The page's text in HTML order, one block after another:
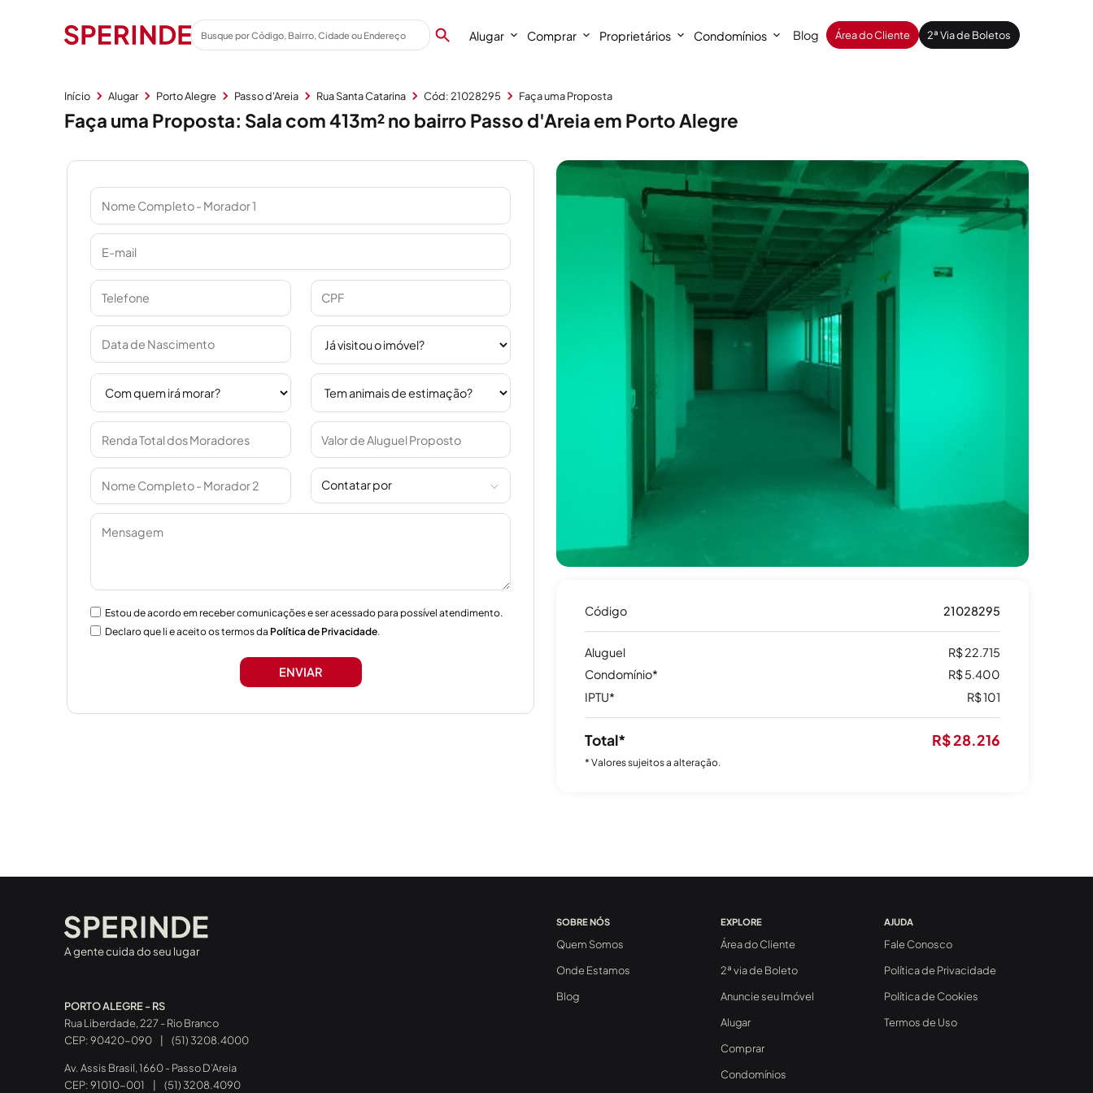
Alugar Comprar Proprietários Condomínios Blog Área do Cliente 2ª Via de Boletos
Início Alugar Porto Alegre Passo d'Areia Rua Santa Catarina Cód: 21028295 Faça uma Proposta
Faça uma Proposta: Sala com 413m² no bairro Passo d'Areia em Porto Alegre
Contatar por
Estou de acordo em receber comunicações e ser acessado para possível atendimento.
Declaro que li e aceito os termos da Política de Privacidade.
Código 21028295
Aluguel
R$ 22.715
Condomínio*
R$ 5.400
IPTU*
R$ 101
Total* R$ 28.216
* Valores sujeitos a alteração.
A gente cuida do seu lugar
PORTO ALEGRE - RS
Rua Liberdade, 227 - Rio Branco
CEP: 90420-090
(51) 3208.4000
Av. Assis Brasil, 1660 - Passo D’Areia
CEP: 91010-001
(51) 3208.4090
SOBRE NÓS
Quem Somos
Onde Estamos
Blog
EXPLORE
Área do Cliente
2ª via de Boleto
Anuncie seu Imóvel
Alugar
Comprar
Condomínios
AJUDA
Fale Conosco
Política de Privacidade
Política de Cookies
Termos de Uso